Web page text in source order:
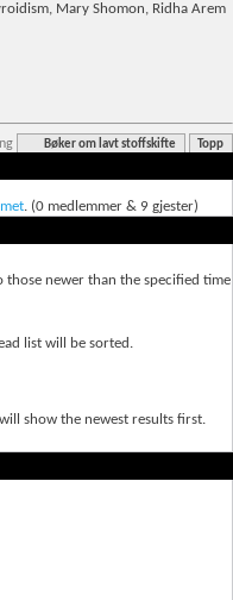
Bøker om lavt stoffskifte Topp
. (0 medlemmer & 9 gjester)
newer than the specified time
list will be sorted.
show the newest results first.